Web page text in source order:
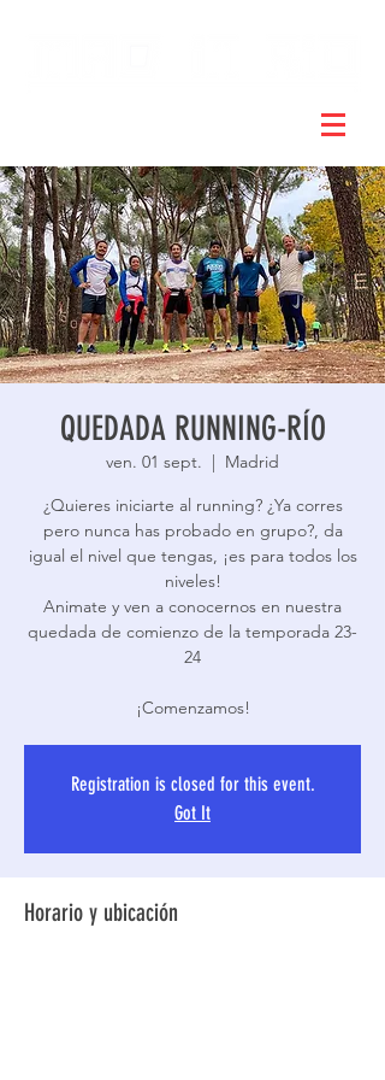
QUEDADA RUNNING-RÍO
ven. 01 sept.
  |
Madrid
¿Quieres iniciarte al running? ¿Ya corres
pero nunca has probado en grupo?, da
igual el nivel que tengas, ¡es para todos los
niveles!
Animate y ven a conocernos en nuestra
quedada de comienzo de la temporada 23-
24
¡Comenzamos!
Registration is closed for this event.
Got It
Horario y ubicación